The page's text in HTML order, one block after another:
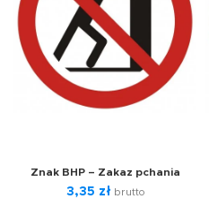
Znak BHP – Zakaz pchania
3,35 zł brutto